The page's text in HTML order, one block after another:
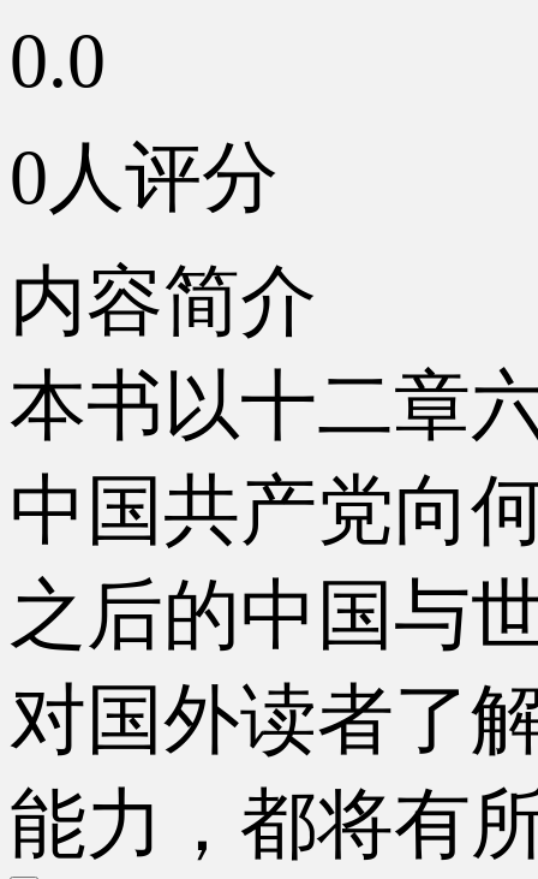
0.0
0人评分
内容简介
本书以十二章
中国共产党向
之后的中国与
对国外读者了
能力，都将有